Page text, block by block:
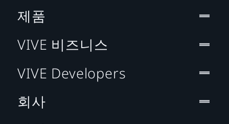
제품
VIVE 비즈니스
VIVE Developers
회사